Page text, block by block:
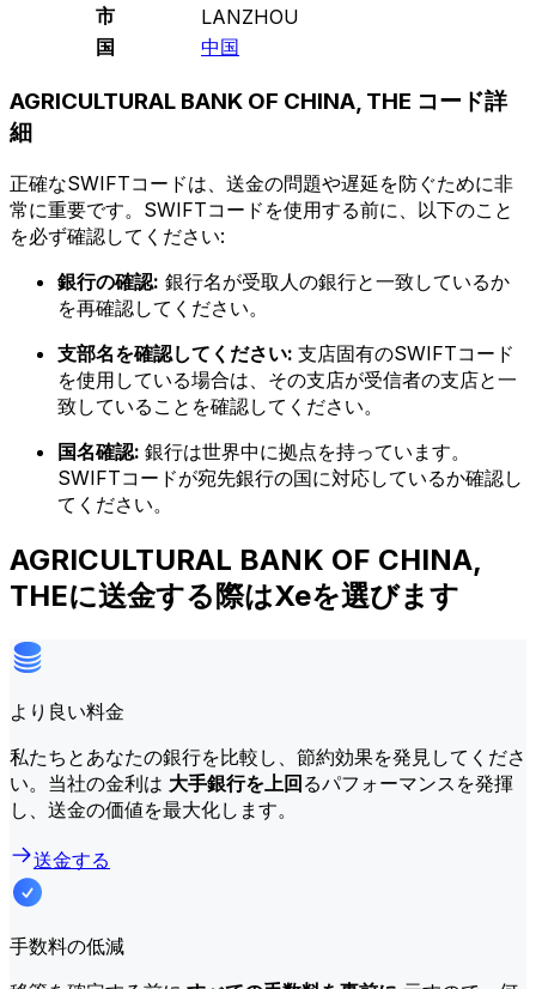
市
LANZHOU
国
中国
AGRICULTURAL BANK OF CHINA, THE コード詳
細
正確なSWIFTコードは、送金の問題や遅延を防ぐために非
常に重要です。SWIFTコードを使用する前に、以下のこと
を必ず確認してください:
銀行の確認: 銀行名が受取人の銀行と一致しているか
を再確認してください。
支部名を確認してください: 支店固有のSWIFTコード
を使用している場合は、その支店が受信者の支店と一
致していることを確認してください。
国名確認: 銀行は世界中に拠点を持っています。
SWIFTコードが宛先銀行の国に対応しているか確認し
てください。
AGRICULTURAL BANK OF CHINA,
THEに送金する際はXeを選びます
より良い料金
私たちとあなたの銀行を比較し、節約効果を発見してくださ
い。当社の金利は 大手銀行を上回るパフォーマンスを発揮
し、送金の価値を最大化します。
送金する
手数料の低減